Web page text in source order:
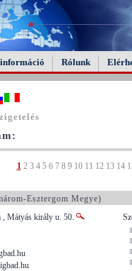
Rólunk
1 2 3 4 5 6 7 8 9 10 11 12 13 14
Esztergom Megye)
, Mátyás király u. 50.